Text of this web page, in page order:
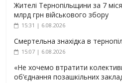
Жителі Тернопільщини за 7
млрд грн військового збору
15:31 | 6.08.2026
Смертельна знахідка в
15:07 | 6.08.2026
«Не хочемо втратити
об’єднання позашкільних